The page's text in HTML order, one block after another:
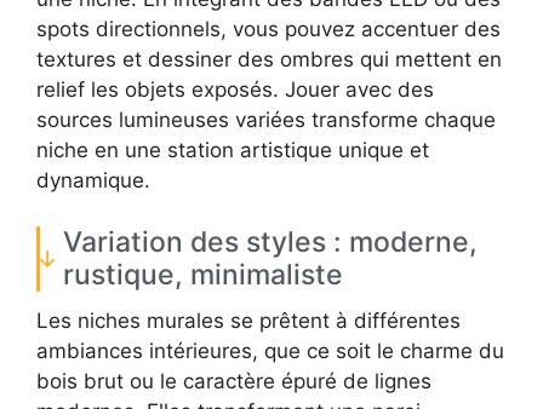
spots directionnels, vous pouvez accentuer des
textures et dessiner des ombres qui mettent en
relief les objets exposés. Jouer avec des
sources lumineuses variées transforme chaque
niche en une station artistique unique et
dynamique.
Variation des styles : moderne,
rustique, minimaliste
Les niches murales se prêtent à différentes
ambiances intérieures, que ce soit le charme du
bois brut ou le caractère épuré de lignes